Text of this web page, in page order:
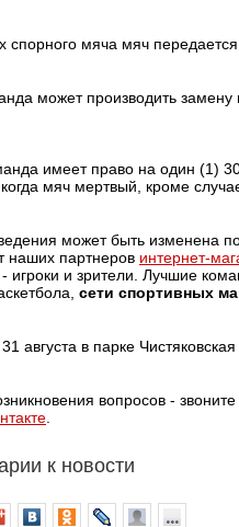
спорного мяча мяч
может производить замену
имеет право на один (1)
мяч мертвый, кроме
может быть изменена
наших партнеров интернет-
и зрители. Лучшие
сети спортивных
августа в парке
вопросов -
к новости